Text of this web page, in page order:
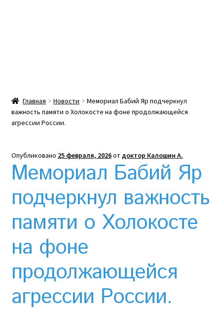
Компания
Корзина
Мой аккаунт
Необычный союз NAnews и Nikk.Agency
Отзывы про Клексан
Оформление заказа
Политика конфиденциальности
Главная Новости
Мемориал Бабий Яр подчеркнул
важность памяти о Холокосте на фоне продолжающейся
агрессии России.
Опубликовано 25 февраля, 2026от доктор Калошин А.
Мемориал Бабий Яр
подчеркнул важность
памяти о Холокосте
на фоне
продолжающейся
агрессии России.